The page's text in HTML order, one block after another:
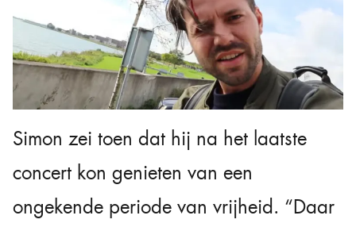
Simon zei toen dat hij na het laatste
concert kon genieten van een
ongekende periode van vrijheid. “Daar